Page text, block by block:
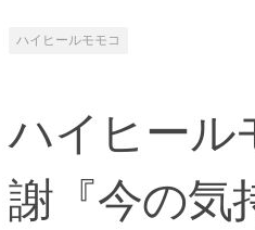
ハイヒールモモコ
ハイヒール
謝『今の気